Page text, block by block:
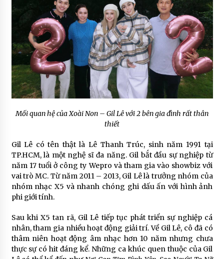
Mối quan hệ của Xoài Non – Gil Lê với 2 bên gia đình rất thân
thiết
Gil Lê có tên thật là Lê Thanh Trúc, sinh năm 1991 tại
TP.HCM, là một nghệ sĩ đa năng. Gil bắt đầu sự nghiệp từ
năm 17 tuổi ở công ty Wepro và tham gia vào showbiz với
vai trò MC. Từ năm 2011 – 2013, Gil Lê là trưởng nhóm của
nhóm nhạc X5 và nhanh chóng ghi dấu ấn với hình ảnh
phi giới tính.
Sau khi X5 tan rã, Gil Lê tiếp tục phát triển sự nghiệp cá
nhân, tham gia nhiều hoạt động giải trí. Về Gil Lê, cô đã có
thâm niên hoạt động âm nhạc hơn 10 năm nhưng chưa
thực sự có hit đáng kể. Những ca khúc quen thuộc của Gil